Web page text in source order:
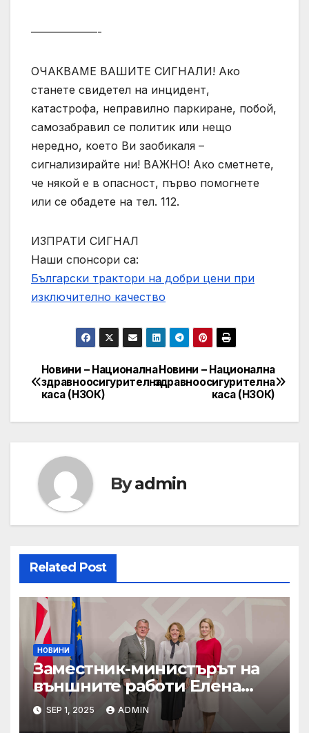
——————-
ОЧАКВАМЕ ВАШИТЕ СИГНАЛИ! Ако
станете свидетел на инцидент,
катастрофа, неправилно паркиране, побой,
самозабравил се политик или нещо
нередно, което Ви заобикаля –
сигнализирайте ни! ВАЖНО! Ако сметнете,
че някой е в опасност, първо помогнете
или се обадете на тел. 112.
ИЗПРАТИ СИГНАЛ
Наши спонсори са:
Български трактори на добри цени при
изключително качество
Post
navigation
Новини – Национална
здравноосигурителна
каса (НЗОК)
Новини – Национална
здравноосигурителна
каса (НЗОК)
Byadmin
Related Post
НОВИНИ
Заместник-министърът на
външните работи Елена
Шекерлетова участва в
неформалната среща на
SEP 1, 2025 ADMIN